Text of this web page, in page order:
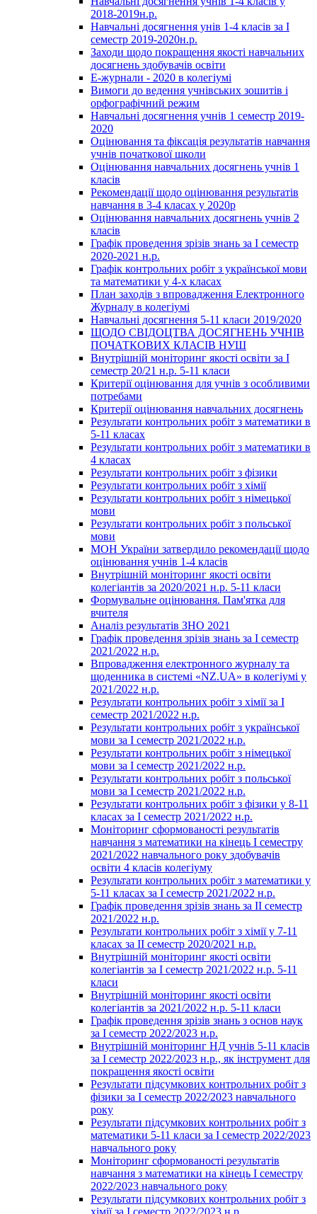
2018-2019н.р.
Навчальні досягнення унів 1-4 класів за І
семестр 2019-2020н.р.
Заходи щодо покращення якості навчальних
досягнень здобувачів освіти
Е-журнали - 2020 в колегіумі
Вимоги до ведення учнівських зошитів і
орфографічний режим
Навчальні досягнення учнів 1 семестр 2019-
2020
Оцінювання та фіксація результатів навчання
учнів початкової школи
Оцінювання навчальних досягнень учнів 1
класів
Рекомендації щодо оцінювання результатів
навчання в 3-4 класах у 2020р
Оцінювання навчальних досягнень учнів 2
класів
Графік проведення зрізів знань за І семестр
2020-2021 н.р.
Графік контрольних робіт з української мови
та математики у 4-х класах
План заходів з впровадження Електронного
Журналу в колегіумі
Навчальні досягнення 5-11 класи 2019/2020
ЩОДО СВІДОЦТВА ДОСЯГНЕНЬ УЧНІВ
ПОЧАТКОВИХ КЛАСІВ НУШ
Внутрішній моніторинг якості освіти за І
семестр 20/21 н.р. 5-11 класи
Критерії оцінювання для учнів з особливими
потребами
Критерії оцінювання навчальних досягнень
Результати контрольних робіт з математики в
5-11 класах
Результати контрольних робіт з математики в
4 класах
Результати контрольних робіт з фізики
Результати контрольних робіт з хімії
Результати контрольних робіт з німецької
мови
Результати контрольних робіт з польської
мови
МОН України затвердило рекомендації щодо
оцінювання учнів 1-4 класів
Внутрішній моніторинг якості освіти
колегіантів за 2020/2021 н.р. 5-11 класи
Формувальне оцінювання. Пам'ятка для
вчителя
Аналіз результатів ЗНО 2021
Графік проведення зрізів знань за І семестр
2021/2022 н.р.
Впровадження електронного журналу та
щоденника в системі «NZ.UA» в колегіумі у
2021/2022 н.р.
Результати контрольних робіт з хімії за І
семестр 2021/2022 н.р.
Результати контрольних робіт з української
мови за І семестр 2021/2022 н.р.
Результати контрольних робіт з німецької
мови за І семестр 2021/2022 н.р.
Результати контрольних робіт з польської
мови за І семестр 2021/2022 н.р.
Результати контрольних робіт з фізики у 8-11
класах за І семестр 2021/2022 н.р.
Моніторинг сформованості результатів
навчання з математики на кінець І семестру
2021/2022 навчального року здобувачів
освіти 4 класів колегіуму
Результати контрольних робіт з математики у
5-11 класах за І семестр 2021/2022 н.р.
Графік проведення зрізів знань за ІІ семестр
2021/2022 н.р.
Результати контрольних робіт з хімії у 7-11
класах за ІІ семестр 2020/2021 н.р.
Внутрішній моніторинг якості освіти
колегіантів за І семестр 2021/2022 н.р. 5-11
класи
Внутрішній моніторинг якості освіти
колегіантів за 2021/2022 н.р. 5-11 класи
Графік проведення зрізів знань з основ наук
за І семестр 2022/2023 н.р.
Внутрішній моніторинг НД учнів 5-11 класів
за І семестр 2022/2023 н.р., як інструмент для
покращення якості освіти
Результати підсумкових контрольних робіт з
фізики за І семестр 2022/2023 навчального
року
Результати підсумкових контрольних робіт з
математики 5-11 класи за І семестр 2022/2023
навчального року
Моніторинг сформованості результатів
навчання з математики на кінець І семестру
2022/2023 навчального року
Результати підсумкових контрольних робіт з
хімії за І семестр 2022/2023 н.р.